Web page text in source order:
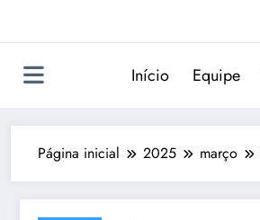
Início Equipe
Página inicial 2025 março